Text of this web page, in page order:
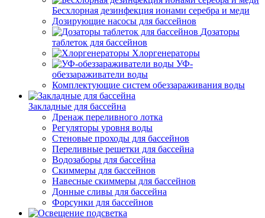
Беcхлорная дезинфекция ионами серебра и меди
Дозирующие насосы для бассейнов
Дозаторы
таблеток для бассейнов
Хлоргенераторы
УФ-
обеззараживатели воды
Комплектующие систем обеззараживания воды
Закладные для бассейна
Дренаж переливного лотка
Регуляторы уровня воды
Стеновые проходы для бассейнов
Переливные решетки для бассейна
Водозаборы для бассейна
Скиммеры для бассейнов
Навесные скиммеры для бассейнов
Донные сливы для бассейна
Форсунки для бассейнов